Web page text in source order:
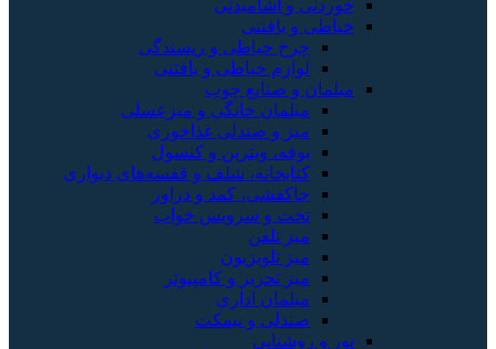
خوردنی و آشامیدنی
خیاطی و بافتنی
چرخ خیاطی و ریسندگی
لوازم خیاطی و بافتنی
مبلمان و صنایع چوب
مبلمان خانگی و میزعسلی
میز و صندلی غذاخوری
بوفه، ویترین و کنسول
کتابخانه، شلف و قفسه‌های دیواری
جاکفشی، کمد و دراور
تخت و سرویس خواب
میز تلفن
میز تلویزیون
میز تحریر و کامپیوتر
مبلمان اداری
صندلی و نیمکت
نور و روشنایی